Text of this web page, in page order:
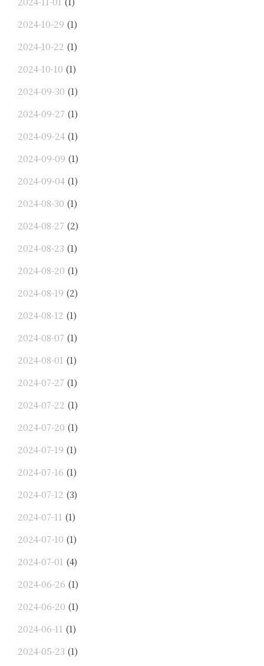
2024-10-29 (1)
2024-10-22 (1)
2024-10-10 (1)
2024-09-30 (1)
2024-09-27 (1)
2024-09-24 (1)
2024-09-09 (1)
2024-09-04 (1)
2024-08-30 (1)
2024-08-27 (2)
2024-08-23 (1)
2024-08-20 (1)
2024-08-19 (2)
2024-08-12 (1)
2024-08-07 (1)
2024-08-01 (1)
2024-07-27 (1)
2024-07-22 (1)
2024-07-20 (1)
2024-07-19 (1)
2024-07-16 (1)
2024-07-12 (3)
2024-07-11 (1)
2024-07-10 (1)
2024-07-01 (4)
2024-06-26 (1)
2024-06-20 (1)
2024-06-11 (1)
2024-05-23 (1)